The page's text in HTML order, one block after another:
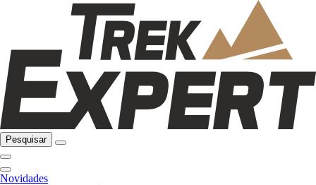
Pesquisar
Novidades